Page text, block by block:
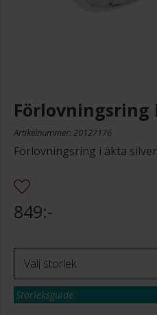
Artikelnummer: 20127176
Förlovningsring i äkta
849:-
Storleksguide